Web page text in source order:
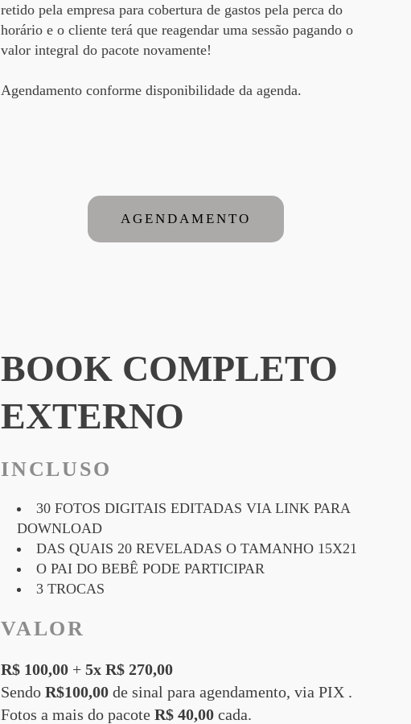
retido pela empresa para cobertura de gastos pela perca do
horário e o cliente terá que reagendar uma sessão pagando o
valor integral do pacote novamente!
Agendamento conforme disponibilidade da agenda.
AGENDAMENTO
BOOK COMPLETO
EXTERNO
INCLUSO
30 FOTOS DIGITAIS EDITADAS VIA LINK PARA
DOWNLOAD
DAS QUAIS 20 REVELADAS O TAMANHO 15X21
O PAI DO BEBÊ PODE PARTICIPAR
3 TROCAS
VALOR
R$ 100,00+ 5x R$ 270,00
Sendo R$100,00de sinal para agendamento, via PIX .
Fotos a mais do pacote R$ 40,00cada.